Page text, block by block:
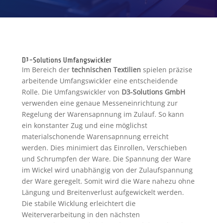
D³-Solutions Umfangswickler
Im Bereich der technischen Textilien spielen präzise
arbeitende Umfangswickler eine entscheidende
Rolle. Die Umfangswickler von D3-Solutions GmbH
verwenden eine genaue Messeneinrichtung zur
Regelung der Warensapnnung im Zulauf. So kann
ein konstanter Zug und eine möglichst
materialschonende Warensapnnung erreicht
werden. Dies minimiert das Einrollen, Verschieben
und Schrumpfen der Ware. Die Spannung der Ware
im Wickel wird unabhängig von der Zulaufspannung
der Ware geregelt. Somit wird die Ware nahezu ohne
Längung und Breitenverlust aufgewickelt werden.
Die stabile Wicklung erleichtert die
Weiterverarbeitung in den nächsten